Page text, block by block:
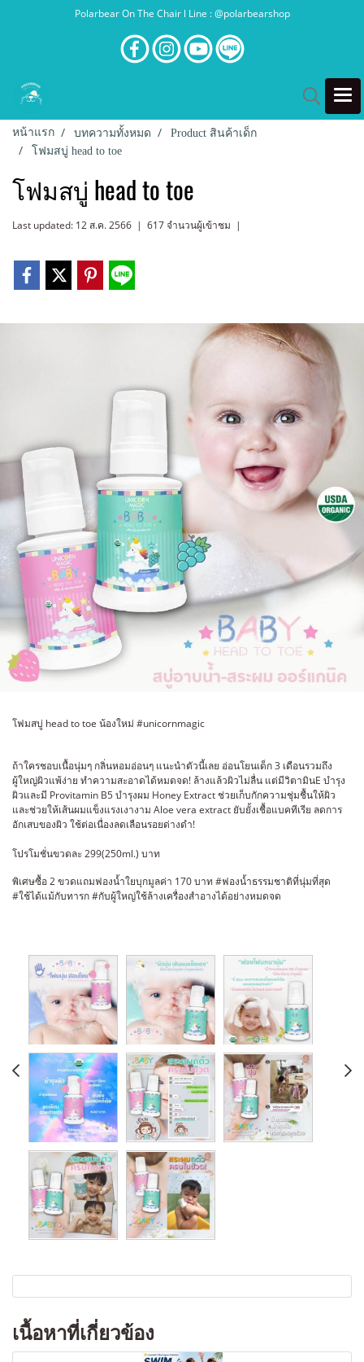
Polarbear On The Chair l Line : @polarbearshop
หน้าแรก บทความทั้งหมด
Product สินค้าเด็ก
โฟมสบู่ head to toe
โฟมสบู่ head to toe
Last updated: 12 ส.ค. 2566 | 617 จำนวนผู้เข้าชม |
โฟมสบู่ head to toe น้องใหม่ #unicornmagic
ถ้าใครชอบเนื้อนุ่มๆ กลิ่นหอมอ่อนๆ แนะนำตัวนี้เลย อ่อนโยนเด็ก 3 เดือนรวมถึง
ผู้ใหญ่ผิวแพ้ง่าย ทำความสะอาดได้หมดจด! ล้างแล้วผิวไม่ลื่น แต่มีวิตามินE บำรุง
ผิวและมี Provitamin B5 บำรุงผม Honey Extract ช่วยเก็บกักความชุ่มชื้นให้ผิว
และช่วยให้เส้นผมแข็งแรงเงางาม Aloe vera extract ยับยั้งเชื้อแบคทีเรีย ลดการ
อักเสบของผิว ใช้ต่อเนื่องลดเลือนรอยด่างดำ!
โปรโมชั่นขวดละ 299(250ml.) บาท
พิเศษซื้อ 2 ขวดแถมฟองน้ำใยบุกมูลค่า 170 บาท #ฟองน้ำธรรมชาติที่นุ่มที่สุด
#ใช้ได้แม้กับทารก #กับผู้ใหญ่ใช้ล้างเครื่องสำอางได้อย่างหมดจด
เนื้อหาที่เกี่ยวข้อง